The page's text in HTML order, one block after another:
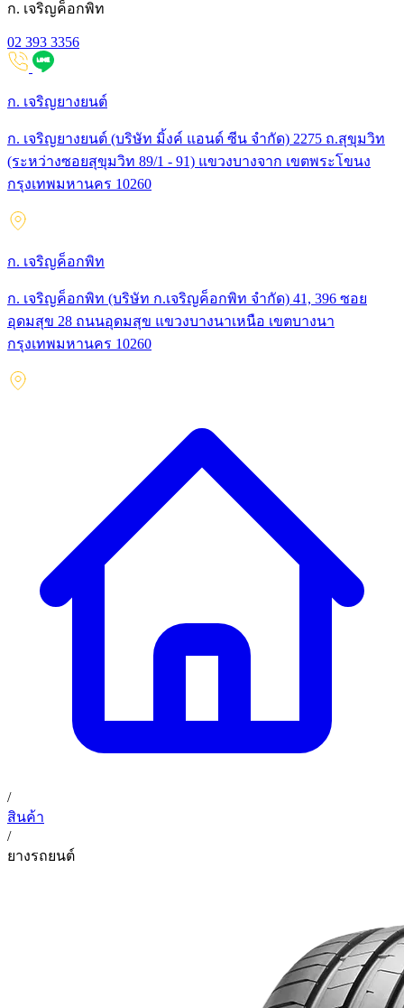
ก. เจริญค็อกพิท
02 393 3356
ก. เจริญยางยนต์
ก. เจริญยางยนต์ (บริษัท มิ้งค์ แอนด์ ซีน จำกัด) 2275 ถ.สุขุมวิท
(ระหว่างซอยสุขุมวิท 89/1 - 91) แขวงบางจาก เขตพระโขนง
กรุงเทพมหานคร 10260
ก. เจริญค็อกพิท
ก. เจริญค็อกพิท (บริษัท ก.เจริญค็อกพิท จำกัด) 41, 396 ซอย
อุดมสุข 28 ถนนอุดมสุข แขวงบางนาเหนือ เขตบางนา
กรุงเทพมหานคร 10260
/
สินค้า
/
ยางรถยนต์